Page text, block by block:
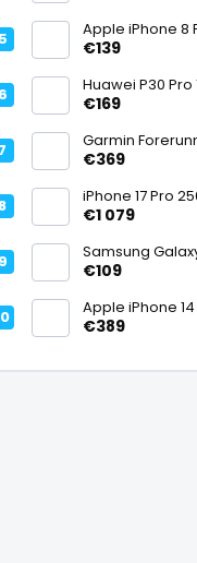
Apple iPhone 8
Vynikajúci – A
€139
Huawei P30 Pro
Black, Kirin 980,
6,47" OLED, IP68
Vynikajúci – A
€169
Garmin
Black, multisport
batéria 15 dní,
ClimbPro
€369
iPhone 17 Pro
Cosmic Orange |
€1 079
Samsung
Stav: Vynikajúci –
€109
Apple iPhone 14
Vynikajúci – A
€389